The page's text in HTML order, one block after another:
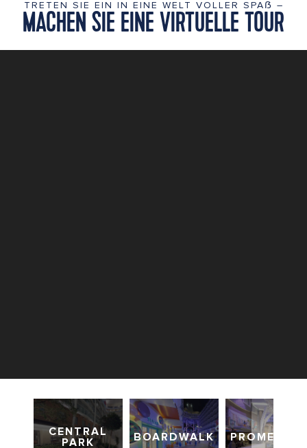
TRETEN SIE EIN IN EINE WELT VOLLER SPAẞ –
MACHEN SIE EINE VIRTUELLE TOUR
CENTRAL
PARK
BOARDWALK